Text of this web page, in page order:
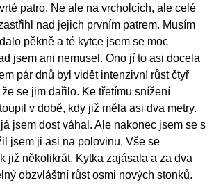
patro. Ne ale na vrcholcích, ale celé
nad jejich prvním patrem. Musím
pěkně a té kytce jsem se moc
jsem ani nemusel. Ono jí to asi docela
pár dnů byl vidět intenzivní růst čtyř
že se jim dařilo. Ke třetímu snížení
v době, kdy již měla asi dva metry.
jsem dost váhal. Ale nakonec jsem se s
jsem ji asi na polovinu. Vše se
již několikrát. Kytka zajásala a za dva
obzvláštní růst osmi nových stonků.